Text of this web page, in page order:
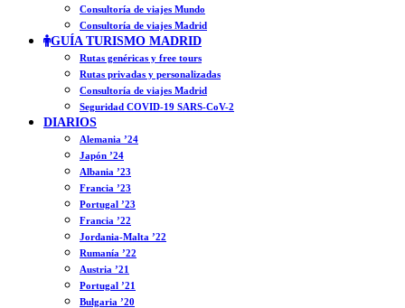
Consultoría de viajes Mundo
Consultoría de viajes Madrid
GUÍA TURISMO MADRID
Rutas genéricas y free tours
Rutas privadas y personalizadas
Consultoría de viajes Madrid
Seguridad COVID-19 SARS-CoV-2
DIARIOS
Alemania ’24
Japón ’24
Albania ’23
Francia ’23
Portugal ’23
Francia ’22
Jordania-Malta ’22
Rumanía ’22
Austria ’21
Portugal ’21
Bulgaria ’20